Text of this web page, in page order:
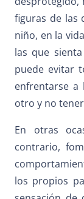
figuras de las
niño, en la
las que
puede evitar
enfrentarse a
otro y no
En otras
contrario,
los propios